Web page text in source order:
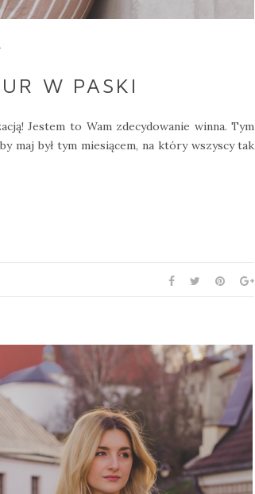
W PASKI
Jestem to Wam zdecydowanie winna. Tym
maj był tym miesiącem, na który wszyscy tak